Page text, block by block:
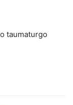
taumaturgo